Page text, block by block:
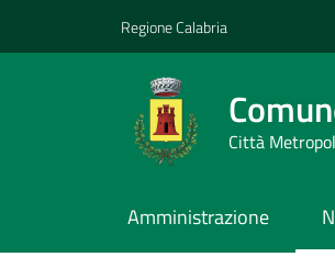
Regione Calabria
Città
Amministrazione